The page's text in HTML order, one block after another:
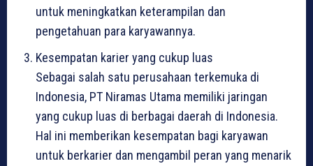
untuk meningkatkan keterampilan dan
pengetahuan para karyawannya.
Kesempatan karier yang cukup luas
Sebagai salah satu perusahaan terkemuka di
Indonesia, PT Niramas Utama memiliki jaringan
yang cukup luas di berbagai daerah di Indonesia.
Hal ini memberikan kesempatan bagi karyawan
untuk berkarier dan mengambil peran yang menarik